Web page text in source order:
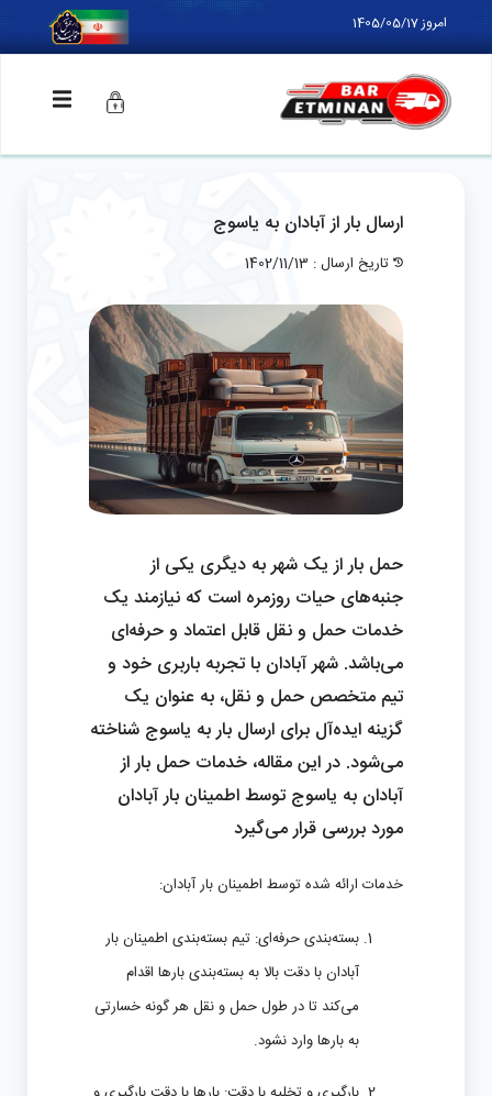
امروز 1405/05/17
ارسال بار از آبادان به یاسوج
تاریخ ارسال : 1402/11/13
حمل بار از یک شهر به دیگری یکی از
جنبه‌های حیات روزمره است که نیازمند یک
خدمات حمل و نقل قابل اعتماد و حرفه‌ای
می‌باشد. شهر آبادان با تجربه باربری خود و
تیم متخصص حمل و نقل، به عنوان یک
گزینه ایده‌آل برای ارسال بار به یاسوج شناخته
می‌شود. در این مقاله، خدمات حمل بار از
آبادان به یاسوج توسط اطمینان بار آبادان
مورد بررسی قرار می‌گیرد
خدمات ارائه شده توسط اطمینان بار آبادان:
بسته‌بندی حرفه‌ای: تیم بسته‌بندی اطمینان بار
آبادان با دقت بالا به بسته‌بندی بارها اقدام
می‌کند تا در طول حمل و نقل هر گونه خسارتی
به بارها وارد نشود.